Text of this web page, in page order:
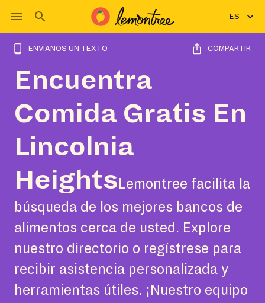
ES
ENVÍANOS UN TEXTO COMPARTIR
Encuentra
Comida Gratis En
Lincolnia
Heights Lemontree facilita la
búsqueda de los mejores bancos de
alimentos cerca de usted. Explore
nuestro directorio o regístrese para
recibir asistencia personalizada y
herramientas útiles. ¡Nuestro equipo